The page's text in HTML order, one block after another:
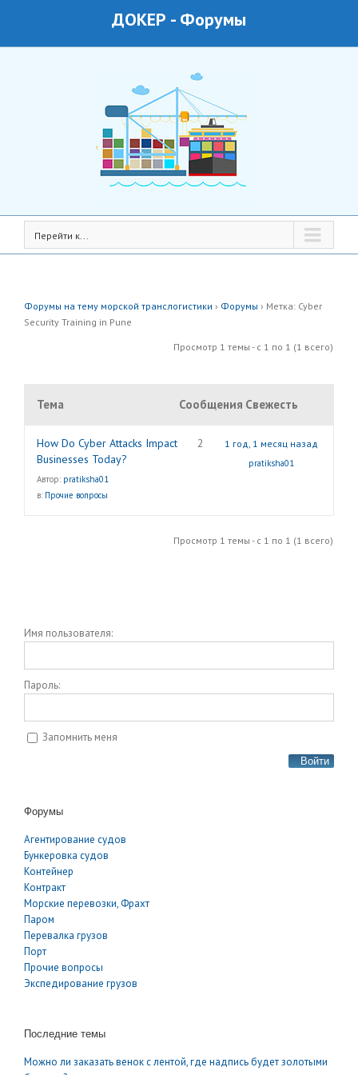
ДОКЕР - Форумы
Перейти к...
Форумы на тему морской транслогистики › Форумы › Метка: Cyber
Security Training in Pune
Просмотр 1 темы - с 1 по 1 (1 всего)
Тема Сообщения Свежесть
How Do Cyber Attacks Impact
Businesses Today?
Автор: pratiksha01
в: Прочие вопросы
2 1 год, 1 месяц назад
pratiksha01
Просмотр 1 темы - с 1 по 1 (1 всего)
Имя пользователя:
Пароль:
Запомнить меня
Войти
Форумы
Агентирование судов
Бункеровка судов
Контейнер
Контракт
Морские перевозки, Фрахт
Паром
Перевалка грузов
Порт
Прочие вопросы
Экспедирование грузов
Последние темы
Можно ли заказать венок с лентой, где надпись будет золотыми